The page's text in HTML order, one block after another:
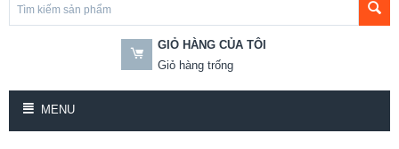
GIỎ HÀNG CỦA TÔI
Giỏ hàng trống
MENU